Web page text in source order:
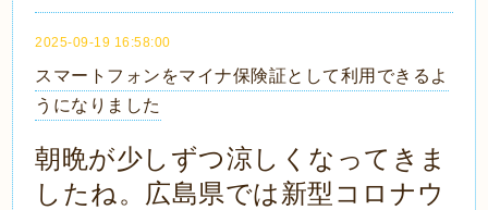
2025-09-19 16:58:00
スマートフォンをマイナ保険証として利用できるよ
うになりました
朝晩が少しずつ涼しくなってきま
したね。広島県では新型コロナウ